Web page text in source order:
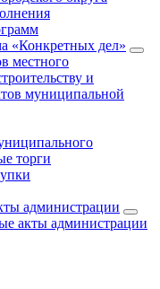
«Конкретных дел»
местного
и
муниципальной
торги
администрации
акты администрации